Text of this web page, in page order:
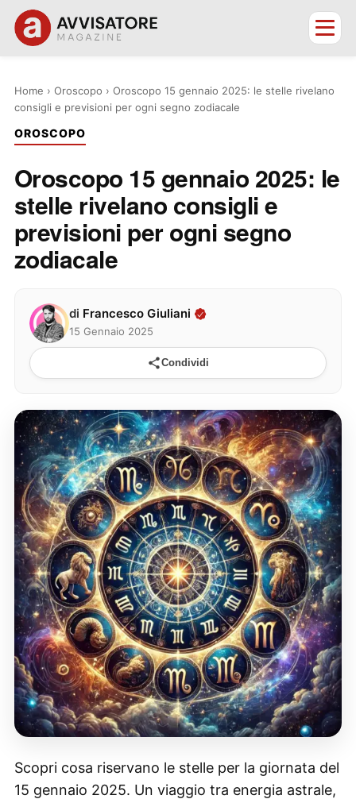
Home › Oroscopo › Oroscopo 15 gennaio 2025: le stelle rivelano
consigli e previsioni per ogni segno zodiacale
OROSCOPO
Oroscopo 15 gennaio 2025: le
stelle rivelano consigli e
previsioni per ogni segno
zodiacale
di Francesco Giuliani
15 Gennaio 2025
Condividi
Scopri cosa riservano le stelle per la giornata del
15 gennaio 2025. Un viaggio tra energia astrale,